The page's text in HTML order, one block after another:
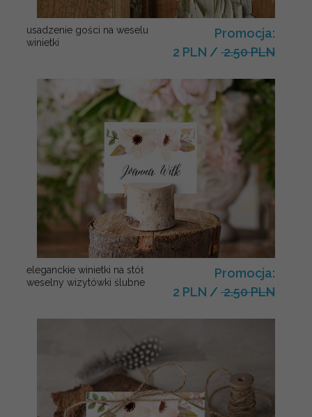
usadzenie gości na weselu
winietki
Promocja:
2 PLN / 2.50 PLN
eleganckie winietki na stół
weselny wizytówki ślubne
Promocja:
2 PLN / 2.50 PLN